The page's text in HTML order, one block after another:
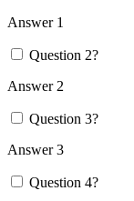
Answer 1
Question 2?
Answer 2
Question 3?
Answer 3
Question 4?